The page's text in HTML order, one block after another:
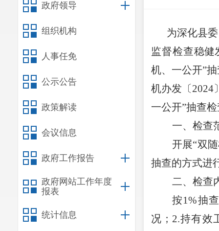
政府领导
组织机构
人事任免
公示公告
政策解读
会议信息
政府工作报告
政府网站工作年度
报表
统计信息
为深化县
监督检查稳健
机、一公开”
机办发〔2024
一公开”抽查
一、检查
开展“双
抽查的方式进
二、检查
按1%抽
况； 2.持有效